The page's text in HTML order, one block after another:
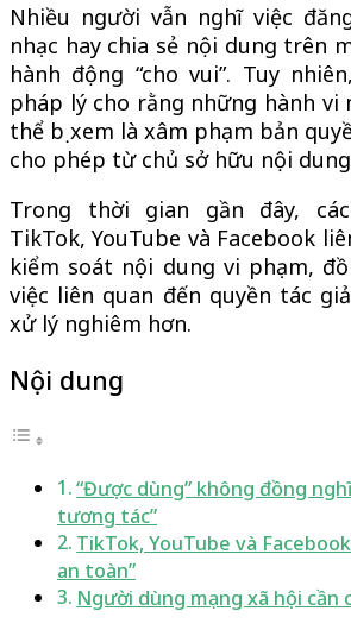
ghép
nhạc
trên
mạng
có
khiến
bạn
gặp
rắc
Nhiều người vẫn nghĩ việc
nhạc hay chia sẻ nội dung trên
hành động “cho vui”. Tuy
pháp lý cho rằng những hành vi
thể bị xem là xâm phạm bản
cho phép từ chủ sở hữu nội
Trong thời gian gần đây,
TikTok, YouTube và Facebook
kiểm soát nội dung vi phạm,
việc liên quan đến quyền tác
xử lý nghiêm hơn.
Nội dung
“Được dùng” không đồng
tương tác”
TikTok, YouTube và
an toàn”
Người dùng mạng xã hội cần